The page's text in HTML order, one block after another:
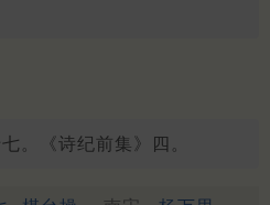
。《诗纪前集》四。